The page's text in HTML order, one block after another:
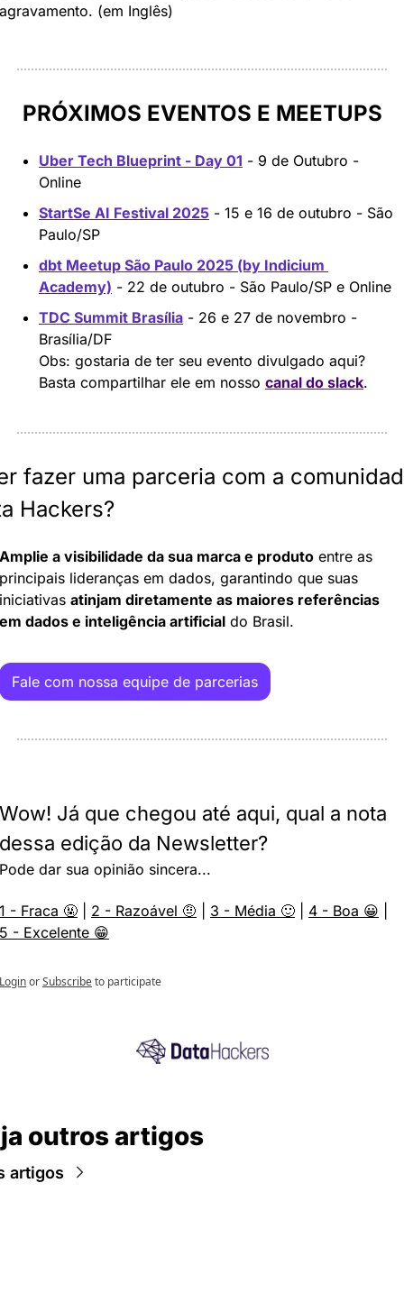
agravamento. (em Inglês)
PRÓXIMOS EVENTOS E MEETUPS
Uber Tech Blueprint - Day 01 - 9 de Outubro -
Online
StartSe AI Festival 2025 - 15 e 16 de outubro - São
Paulo/SP
dbt Meetup São Paulo 2025 (by Indicium
Academy) - 22 de outubro - São Paulo/SP e Online
TDC Summit Brasília - 26 e 27 de novembro -
Brasília/DF
Obs: gostaria de ter seu evento divulgado aqui?
Basta compartilhar ele em nosso canal do slack.
fazer uma parceria com a
Hackers?
Amplie a visibilidade da sua marca e produto entre as
principais lideranças em dados, garantindo que suas
iniciativas atinjam diretamente as maiores referências
em dados e inteligência artificial do Brasil.
Fale com nossa equipe de parcerias
Wow! Já que chegou até aqui, qual a nota
dessa edição da Newsletter?
Pode dar sua opinião sincera...
1 - Fraca 🤬 2 - Razoável 🤨 3 - Média 🙂 4 - Boa 😀
5 - Excelente 😁
LoginorSubscribeto participate
outros artigos
artigos